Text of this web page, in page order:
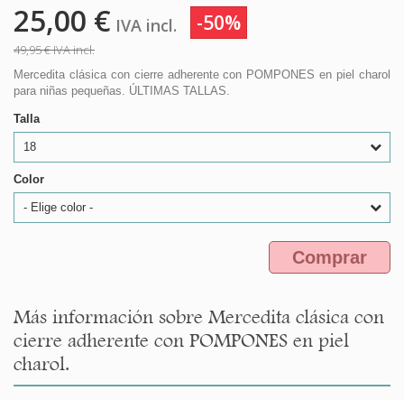
25,00 € IVA incl. -50%
49,95 €IVA incl.
Mercedita clásica con cierre adherente con POMPONES en piel charol
para niñas pequeñas. ÚLTIMAS TALLAS.
Talla
18
Color
- Elige color -
Comprar
Más información sobre Mercedita clásica con
cierre adherente con POMPONES en piel
charol.